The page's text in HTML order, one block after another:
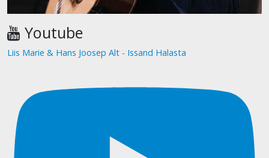
Youtube
Liis Marie & Hans Joosep Alt - Issand Halasta